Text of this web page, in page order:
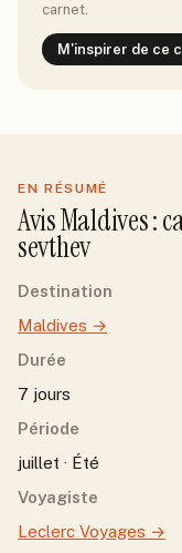
carnet.
M'inspirer de ce
EN RÉSUMÉ
AvisMaldives:
sevthev
Destination
Maldives →
Durée
7 jours
Période
juillet · Été
Voyagiste
Leclerc Voyages →